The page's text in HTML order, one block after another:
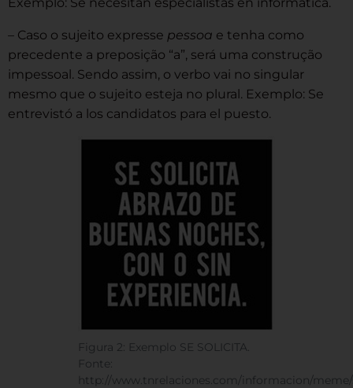
– Caso o sujeito expresse pessoa e tenha como
precedente a preposição “a”, será uma construção
impessoal. Sendo assim, o verbo vai no singular
mesmo que o sujeito esteja no plural. Exemplo: Se
entrevistó a los candidatos para el puesto.
Figura 2: Exemplo SE SOLICITA.
Fonte:
http://www.tnrelaciones.com/informacion/meme/